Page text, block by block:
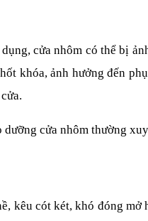
cửa nhôm có thể bị
khóa, ảnh hưởng đến
cửa nhôm thường
kêu cót két, khó đóng